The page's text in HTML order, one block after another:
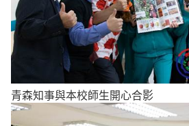
青森知事與本校師生開心合影